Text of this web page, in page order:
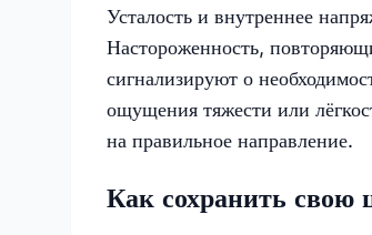
Усталость и внутреннее
Настороженность,
сигнализируют о
ощущения тяжести или
на правильное направление.
Как сохранить свою